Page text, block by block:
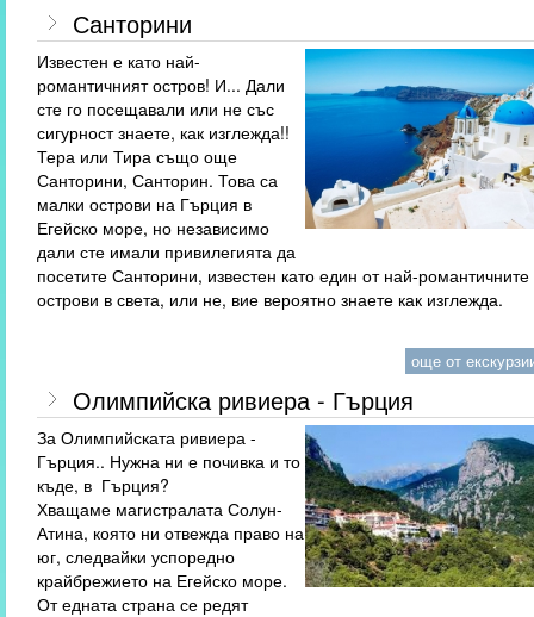
Санторини
Известен е като най-
романтичният остров! И... Дали
сте го посещавали или не със
сигурност знаете, как изглежда!!
Тера или Тира също още
Санторини, Санторин. Това са
малки острови на Гърция в
Егейско море, но независимо
дали сте имали привилегията да
посетите Санторини, известен като един от най-романтичните
острови в света, или не, вие вероятно знаете как изглежда.
още от
Олимпийска ривиера - Гърция
За Олимпийската ривиера -
Гърция.. Нужна ни е почивка и то
къде, в Гърция?
Хващаме магистралата Солун-
Атина, която ни отвежда право на
юг, следвайки успоредно
крайбрежието на Егейско море.
От едната страна се редят